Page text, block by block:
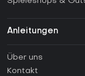
Anleitungen
Anleitungen
Über uns
Kontakt